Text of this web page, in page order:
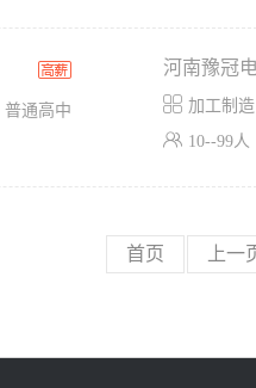
普通高中
河南豫冠
 加工制
 10--99人
首页 上一